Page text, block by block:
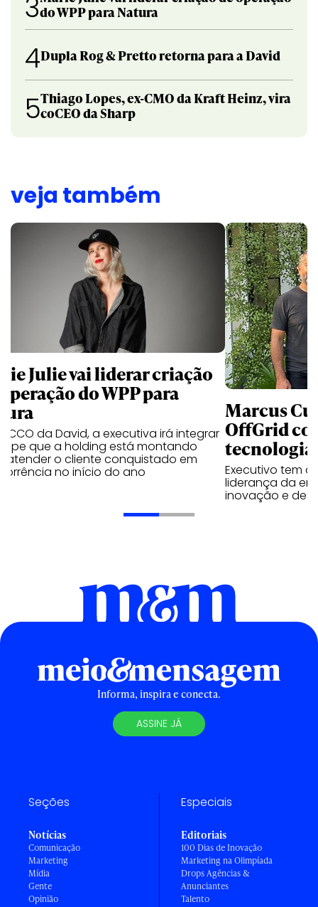
3do WPP para Natura
4Dupla Rog & Pretto retorna para a David
5Thiago Lopes, ex-CMO da Kraft Heinz, vira
coCEO da Sharp
veja também
Julie vai liderar criação
do WPP para
CCO da David, a executiva irá integrar
que a holding está montando
atender o cliente conquistado em
no início do ano
Marcus
OffGrid
tecnologia
Executivo tem
liderança da
inovação e
Informa, inspira e conecta.
ASSINE JÁ
Seções
Notícias
Comunicação
Marketing
Mídia
Gente
Opinião
Especiais
Editoriais
100 Dias de Inovação
Marketing na Olimpíada
Drops Agências &
Anunciantes
Talento